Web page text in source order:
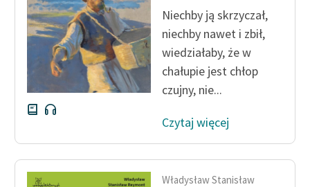
Niechby ją skrzyczał,
niechby nawet i zbił,
wiedziałaby, że w
chałupie jest chłop
czujny, nie...
Czytaj więcej
Władysław Stanisław